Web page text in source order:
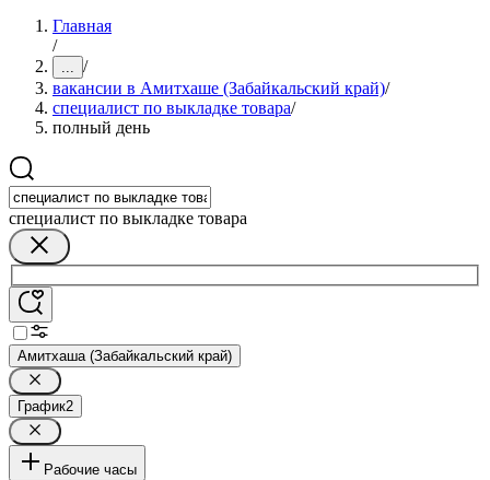
Главная
/
... /
вакансии в Амитхаше (Забайкальский край)/
специалист по выкладке товара/
полный день
специалист по выкладке товара
Амитхаша (Забайкальский край)
График2
Рабочие часы